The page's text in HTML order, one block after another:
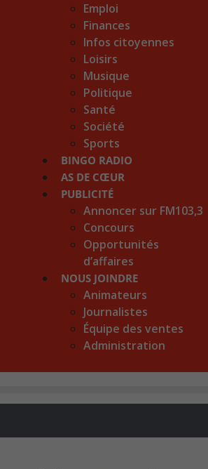
Emploi
Finances
Infos citoyennes
Loisirs
Musique
Politique
Santé
Société
Sports
BINGO RADIO
AS DE CŒUR
PUBLICITÉ
Annoncer sur FM103,3
Concours
Opportunités
d’affaires
NOUS JOINDRE
Animateurs
Journalistes
Équipe des ventes
Administration